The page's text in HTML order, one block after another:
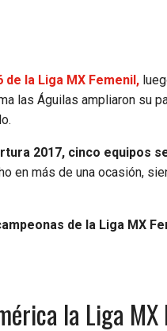
la Liga MX Femenil,
las Águilas ampliaron su
2017, cinco equipos
en más de una ocasión,
de la Liga MX
la Liga